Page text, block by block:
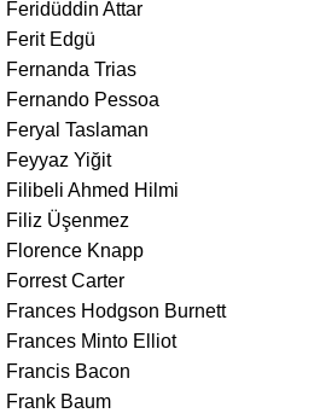
Feridüddin Attar
Ferit Edgü
Fernanda Trias
Fernando Pessoa
Feryal Taslaman
Feyyaz Yiğit
Filibeli Ahmed Hilmi
Filiz Üşenmez
Florence Knapp
Forrest Carter
Frances Hodgson Burnett
Frances Minto Elliot
Francis Bacon
Frank Baum